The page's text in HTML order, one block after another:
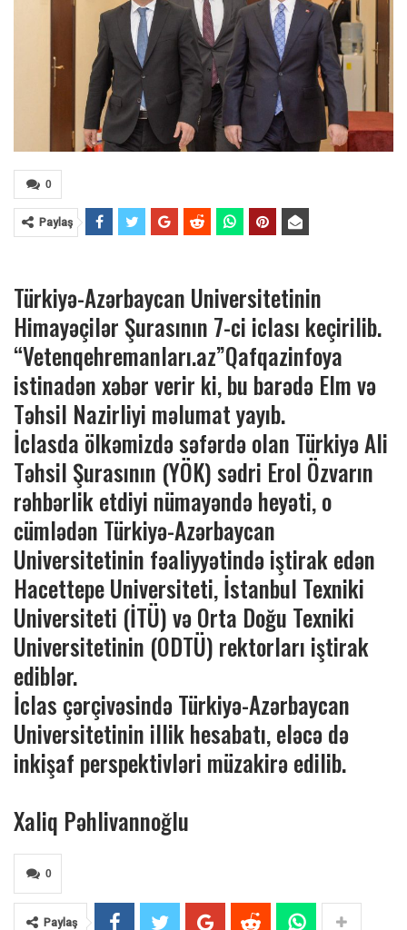
0
Paylaş
Türkiyə-Azərbaycan Universitetinin
Himayəçilər Şurasının 7-ci iclası keçirilib.
“Vetenqehremanları.az”Qafqazinfoya
istinadən xəbər verir ki, bu barədə Elm və
Təhsil Nazirliyi məlumat yayıb.
İclasda ölkəmizdə səfərdə olan Türkiyə Ali
Təhsil Şurasının (YÖK) sədri Erol Özvarın
rəhbərlik etdiyi nümayəndə heyəti, o
cümlədən Türkiyə-Azərbaycan
Universitetinin fəaliyyətində iştirak edən
Hacettepe Universiteti, İstanbul Texniki
Universiteti (İTÜ) və Orta Doğu Texniki
Universitetinin (ODTÜ) rektorları iştirak
ediblər.
İclas çərçivəsində Türkiyə-Azərbaycan
Universitetinin illik hesabatı, eləcə də
inkişaf perspektivləri müzakirə edilib.
Xaliq Pəhlivannoğlu
0
Paylaş